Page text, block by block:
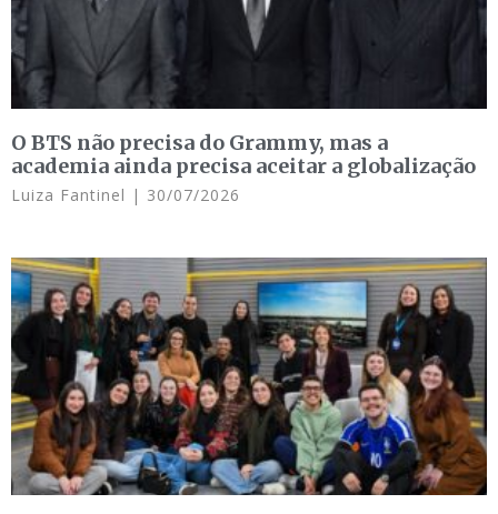
O BTS não precisa do Grammy, mas a
academia ainda precisa aceitar a globalização
Luiza Fantinel 30/07/2026